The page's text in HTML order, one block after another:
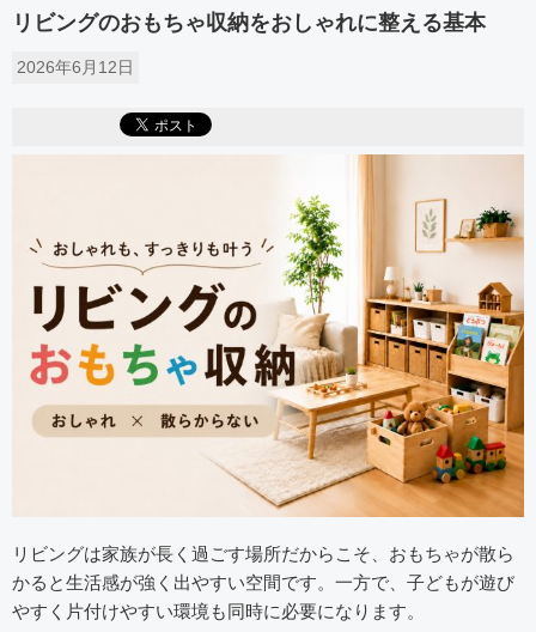
リビングのおもちゃ収納をおしゃれに整える基本
2026年6月12日
リビングは家族が長く過ごす場所だからこそ、おもちゃが散ら
かると生活感が強く出やすい空間です。一方で、子どもが遊び
やすく片付けやすい環境も同時に必要になります。